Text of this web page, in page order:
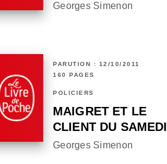
Georges Simenon
PARUTION : 12/10/2011
160 PAGES
POLICIERS
MAIGRET ET LE
CLIENT DU SAMEDI
Georges Simenon